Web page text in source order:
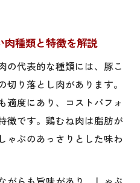
肉種類と特徴を解説
の代表的な種類には、豚こ
切り落とし肉があります。
適度にあり、コストパフォ
徴です。鶏むね肉は脂肪が
ゃぶのあっさりとした味わ